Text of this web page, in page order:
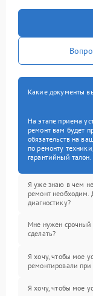
Какие документы
На этапе приема
ремонт вам будет
обязательств на
по ремонту
гарантийный талон.
Я уже знаю в чем
ремонт необходим.
диагностику?
Мне нужен
сделать?
Я хочу, чтобы мое
ремонтировали
Я хочу, чтобы мое